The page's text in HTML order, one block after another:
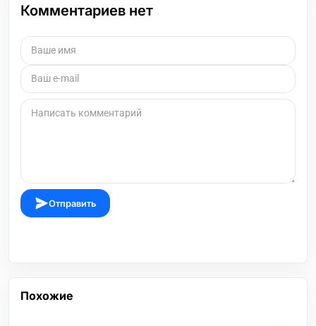
Комментариев нет
Отправить
Похожие